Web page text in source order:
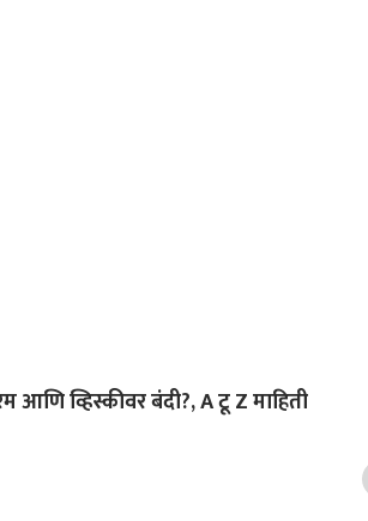
व्हिस्कीवर बंदी?, A टू Z माहिती